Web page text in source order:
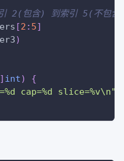
2(包含) 到索引 5(不包
[2 : 5]
)
] int)
{
cap=%d slice=%v\n"